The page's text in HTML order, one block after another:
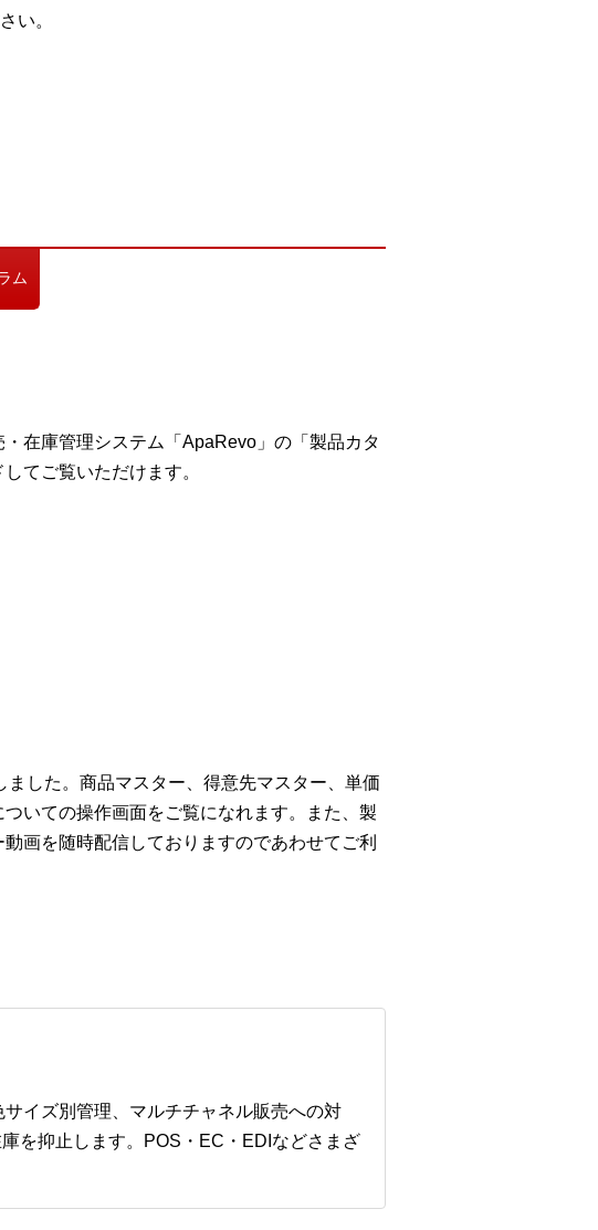
い。
ム
在庫管理システム「ApaRevo」の「製品カタ
てご覧いただけます。
ました。商品マスター、得意先マスター、単価
いての操作画面をご覧になれます。また、製
画を随時配信しておりますのであわせてご利
イズ別管理、マルチチャネル販売への対
を抑止します。POS・EC・EDIなどさまざ